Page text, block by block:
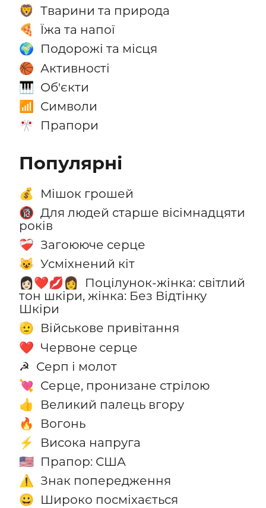
🦁 Тварини та природа
🍕 Їжа та напої
🌍 Подорожі та місця
🏀 Активності
🎹 Об'єкти
📶 Символи
🎌 Прапори
Популярні
💰 Мішок грошей
🔞 Для людей старше вісімнадцяти
років
❤️‍🩹 Загоююче серце
😺 Усміхнений кіт
👩🏻‍❤️‍💋‍👩
Поцілунок-жінка: світлий
тон шкіри, жінка: Без Відтінку
Шкіри
🫡 Військове привітання
❤️ Червоне серце
☭ Серп і молот
💘 Серце, пронизане стрілою
👍 Великий палець вгору
🔥 Вогонь
⚡ Висока напруга
🇺🇸 Прапор: США
⚠️ Знак попередження
😀 Широко посміхається